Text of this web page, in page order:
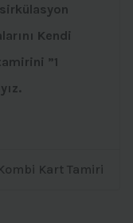
Kendi
”1
Kart Tamiri